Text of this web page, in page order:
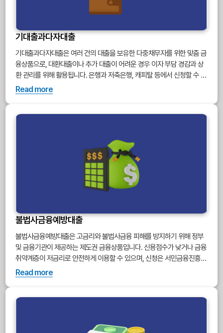
기대출과다자대출
기대출과다자대출은 여러 건의 대출을 보유한 다중채무자를 위한 맞춤 금
융상품으로, 대환대출이나 추가 대출이 어려운 경우 이자 부담 경감과 상
환 관리를 위해 활용됩니다. 은행과 저축은행, 캐피탈 등에서 신청할 수 있
으며, 부채 통합과 신용점수 관리가 매우 중요합니다.
Read more
불법사금융예방대출
불법사금융예방대출은 고금리와 불법사금융 피해를 방지하기 위해 정부
및 금융기관이 제공하는 제도권 금융상품입니다. 신용점수가 낮거나 금융
취약계층이 저금리로 안전하게 이용할 수 있으며, 신청은 서민금융진흥
원, 은행, 온라인을 통해 가능합니다. 불법 대부업 피해를 예방하려면 반드
시 공식 기관을 통해 대출을 실행해야 하며, 상환능력도 꼼꼼히 따져봐야
Read more